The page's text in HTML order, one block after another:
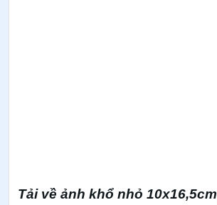
Tải về ảnh khổ nhỏ 10x16,5cm